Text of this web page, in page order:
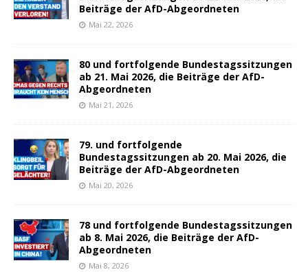
Beiträge der AfD-Abgeordneten
Mai 22, 2026
80 und fortfolgende Bundestagssitzungen
ab 21. Mai 2026, die Beiträge der AfD-
Abgeordneten
Mai 21, 2026
79. und fortfolgende
Bundestagssitzungen ab 20. Mai 2026, die
Beiträge der AfD-Abgeordneten
Mai 20, 2026
78 und fortfolgende Bundestagssitzungen
ab 8. Mai 2026, die Beiträge der AfD-
Abgeordneten
Mai 8, 2026